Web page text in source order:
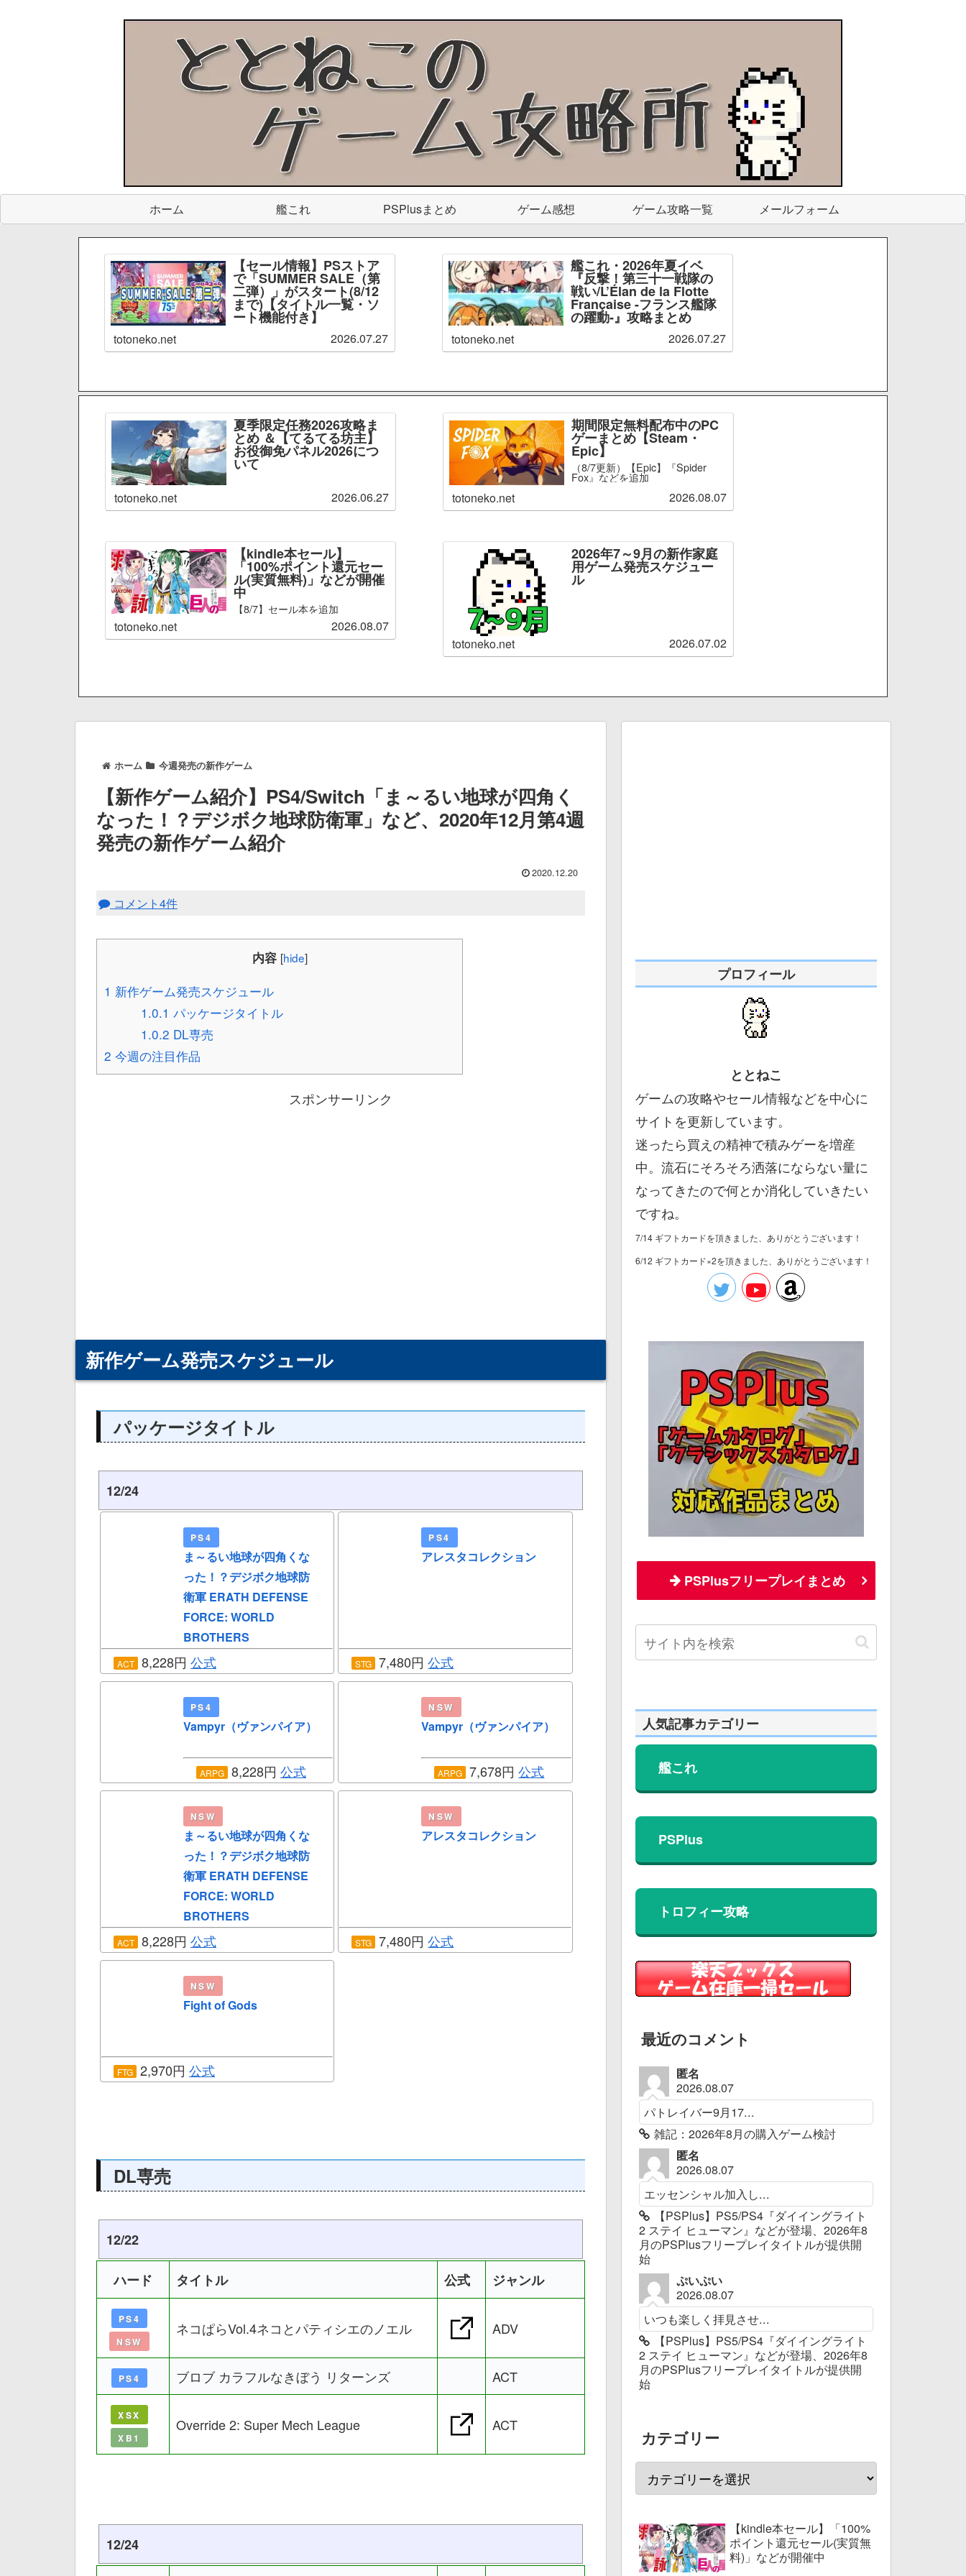
ホーム 艦これ PSPlusまとめ ゲーム感想 ゲーム攻略一覧 メールフォーム
【セール情報】PSストア
で「SUMMER SALE（第
二弾）」がスタート(8/12
まで)【タイトル一覧・ソ
ート機能付き】
totoneko.net 2026.07.27
艦これ・2026年夏イベ
『反撃！第三十一戦隊の
戦い/L’Élan de la Flotte
Française -フランス艦隊
の躍動-』攻略まとめ
totoneko.net 2026.07.27
夏季限定任務2026攻略ま
とめ ＆【てるてる坊主】
お役御免パネル2026につ
いて
totoneko.net 2026.06.27
【kindle本セール】
「100%ポイント還元セー
ル(実質無料)」などが開催
中
【8/7】セール本を追加
totoneko.net 2026.08.07
期間限定無料配布中のPC
ゲーまとめ【Steam・
Epic】
（8/7更新）【Epic】『Spider
Fox』などを追加
totoneko.net 2026.08.07
2026年7～9月の新作家庭
用ゲーム発売スケジュー
ル
totoneko.net 2026.07.02
ホーム 今週発売の新作ゲーム
【新作ゲーム紹介】PS4/Switch「ま～るい地球が四角く
なった！？デジボク地球防衛軍」など、2020年12月第4週
発売の新作ゲーム紹介
2020.12.20
コメント4件
内容 [hide]
1 新作ゲーム発売スケジュール
1.0.1 パッケージタイトル
1.0.2 DL専売
2 今週の注目作品
スポンサーリンク
新作ゲーム発売スケジュール
パッケージタイトル
12/24
PS4
ま～るい地球が四角くな
った！？デジボク地球防
衛軍 ERATH DEFENSE
FORCE: WORLD
BROTHERS
ACT 8,228円 公式
PS4
アレスタコレクション
STG 7,480円公式
PS4
Vampyr（ヴァンパイア）
ARPG 8,228円 公式
NSW
Vampyr（ヴァンパイア）
ARPG 7,678円公式
NSW
ま～るい地球が四角くな
った！？デジボク地球防
衛軍 ERATH DEFENSE
FORCE: WORLD
BROTHERS
ACT 8,228円 公式
NSW
アレスタコレクション
STG 7,480円公式
NSW
Fight of Gods
FTG 2,970円 公式
DL専売
12/22
ハード タイトル 公式 ジャンル
PS4
NSW
ネコぱらVol.4ネコとパティシエのノエル ADV
PS4 ブロブ カラフルなきぼう リターンズ ACT
XSX
XB1
Override 2: Super Mech League ACT
12/24
プロフィール
ととねこ
ゲームの攻略やセール情報などを中心に
サイトを更新しています。
迷ったら買えの精神で積みゲーを増産
中。流石にそろそろ洒落にならない量に
なってきたので何とか消化していきたい
ですね。
7/14 ギフトカードを頂きました、ありがとうございます！
6/12 ギフトカード×2を頂きました、ありがとうございます！
PSPlusフリープレイまとめ
人気記事カテゴリー
艦これ
PSPlus
トロフィー攻略
最近のコメント
匿名
2026.08.07
パトレイバー9月17...
雑記：2026年8月の購入ゲーム検討
匿名
2026.08.07
エッセンシャル加入し...
【PSPlus】PS5/PS4『ダイイングライト
2 ステイ ヒューマン』などが登場、2026年8
月のPSPlusフリープレイタイトルが提供開
始
ぷいぷい
2026.08.07
いつも楽しく拝見させ...
【PSPlus】PS5/PS4『ダイイングライト
2 ステイ ヒューマン』などが登場、2026年8
月のPSPlusフリープレイタイトルが提供開
始
カテゴリー
【kindle本セール】「100%
ポイント還元セール(実質無
料)」などが開催中